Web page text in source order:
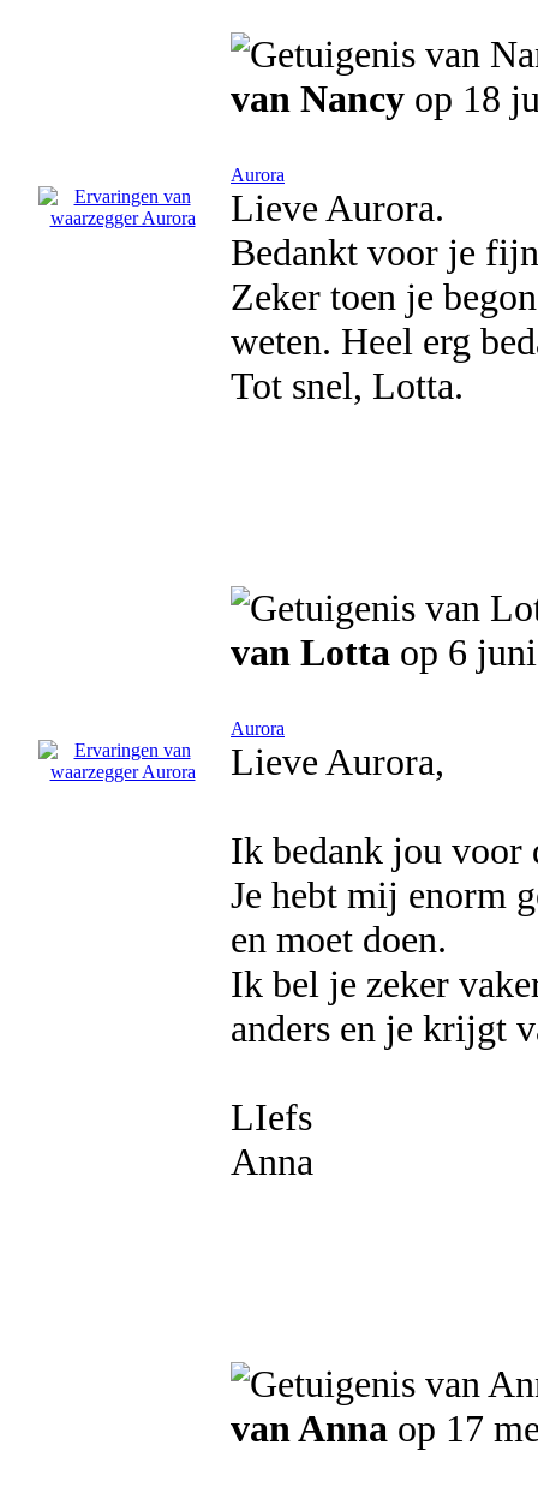
van Nancy op 18
Aurora
Lieve Aurora.
Bedankt voor je
Zeker toen je
weten. Heel erg
Tot snel, Lotta.
van Lotta op 6
Aurora
Lieve Aurora,
Ik bedank jou voor
Je hebt mij enorm
en moet doen.
Ik bel je zeker
anders en je krijgt
LIefs
Anna
van Anna op 17